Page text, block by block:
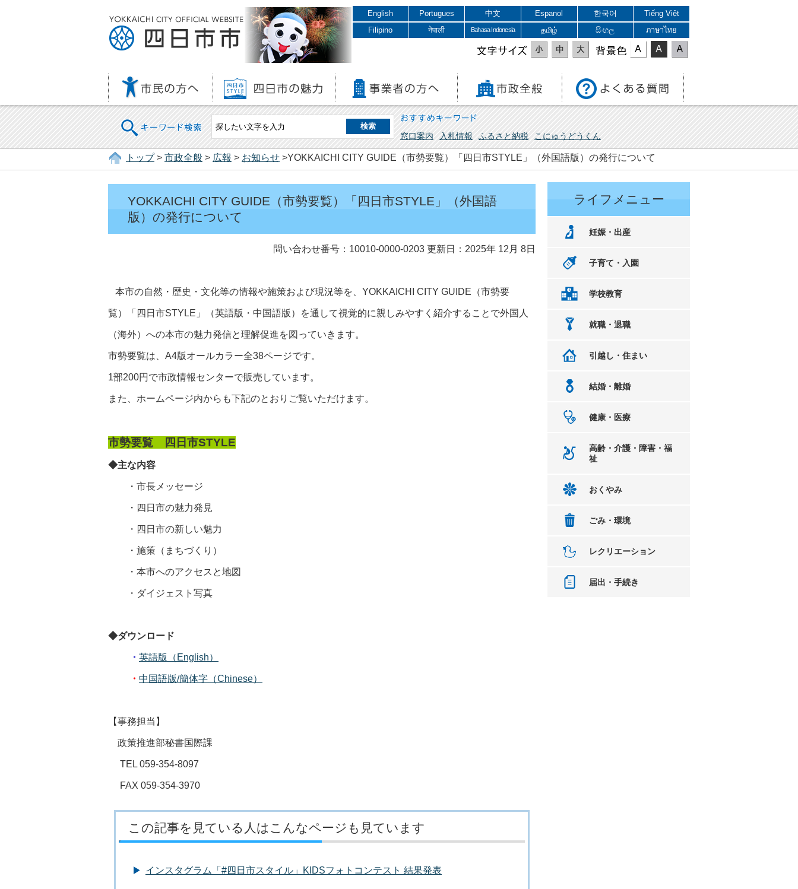
English Portugues 中文 Espanol 한국어
Tiếng Việt
Filipino
नेपाली Bahasa Indonesia தமிழ் සිංහල ภาษาไทย
文字サイズ 表示色
キーワード検索 おすすめキーワード
窓口案内 入札情報 ふるさと納税 こにゅうどうくん
トップ> 市政全般 > 広報 > お知らせ >YOKKAICHI CITY GUIDE（市勢要覧）「四日市STYLE」（外国語版）の発行について
YOKKAICHI CITY GUIDE（市勢要覧）「四日市STYLE」（外国語
版）の発行について
問い合わせ番号：10010-0000-0203 更新日：2025年 12月 8日
本市の自然・歴史・文化等の情報や施策および現況等を、 YOKKAICHI CITY GUIDE （市勢要
覧）「四日市STYLE 」（英語版・中国語版）を通して視覚的に親しみやすく紹介することで外国人
（海外）への本市の魅力発信と理解促進を図っていきます。
市勢要覧は、 A4版オールカラー全38ページです。
1部200円で市政情報センターで販売しています。
また、ホームページ内からも下記のとおりご覧いただけます。
市勢要覧 四日市STYLE
◆主な内容
・市長メッセージ
・四日市の魅力発見
・四日市の新しい魅力
・施策（まちづくり）
・本市へのアクセスと地図
・ダイジェスト写真
◆ダウンロード
・ 英語版（English）
・ 中国語版/簡体字（Chinese）
【事務担当】
政策推進部秘書国際課
TEL 059-354-8097
FAX 059-354-3970
この記事を見ている人はこんなページも見ています
インスタグラム「#四日市スタイル」KIDSフォトコンテスト 結果発表
ライフメニュー
妊娠・出産
子育て・入園
学校教育
就職・退職
引越し・住まい
結婚・離婚
健康・医療
高齢・介護・障害・福
祉
おくやみ
ごみ・環境
レクリエーション
届出・手続き